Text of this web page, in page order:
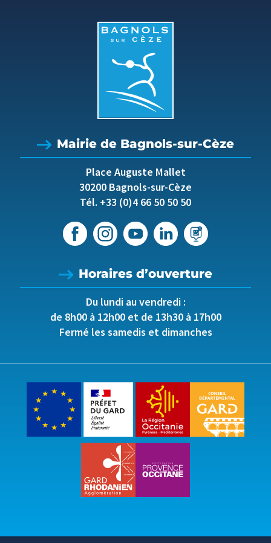
Mairie de Bagnols-sur-Cèze
Place Auguste Mallet
30200 Bagnols-sur-Cèze
Tél. +33 (0)4 66 50 50 50
Horaires d’ouverture
Du lundi au vendredi :
de 8h00 à 12h00 et de 13h30 à 17h00
Fermé les samedis et dimanches